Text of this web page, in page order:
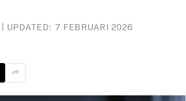
UPDATED: 7 FEBRUARI 2026